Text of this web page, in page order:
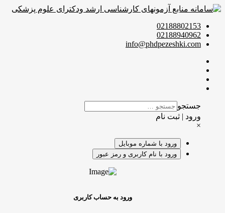
02188802153
02188940962
info@phdpezeshki.com
جستجو
ورود | ثبت نام
×
ورود با شماره موبایل
ورود با نام کاربری و رمز عبور
ورود به حساب کاربری